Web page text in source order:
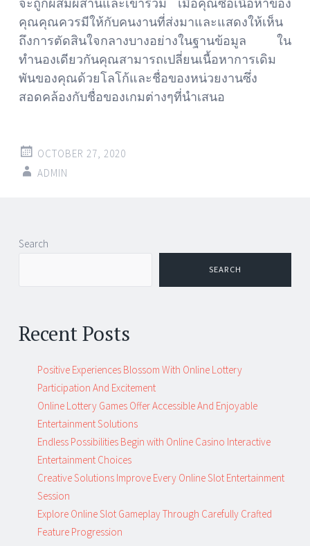
คุณคุณควรมีให้กับคนงานที่ส่งมาและแสดงให้เห็น
ถึงการตัดสินใจกลางบางอย่างในฐานข้อมูล ใน
ทำนองเดียวกันคุณสามารถเปลี่ยนเนื้อหาการเดิม
พันของคุณด้วยโลโก้และชื่อของหน่วยงานซึ่ง
สอดคล้องกับชื่อของเกมต่างๆที่นำเสนอ
OCTOBER 27, 2020
ADMIN
Post
navigation
Search
SEARCH
Recent Posts
Positive Experiences Blossom With Online Lottery
Participation And Excitement
Online Lottery Games Offer Accessible And Enjoyable
Entertainment Solutions
Endless Possibilities Begin with Online Casino Interactive
Entertainment Choices
Creative Solutions Improve Every Online Slot Entertainment
Session
Explore Online Slot Gameplay Through Carefully Crafted
Feature Progression